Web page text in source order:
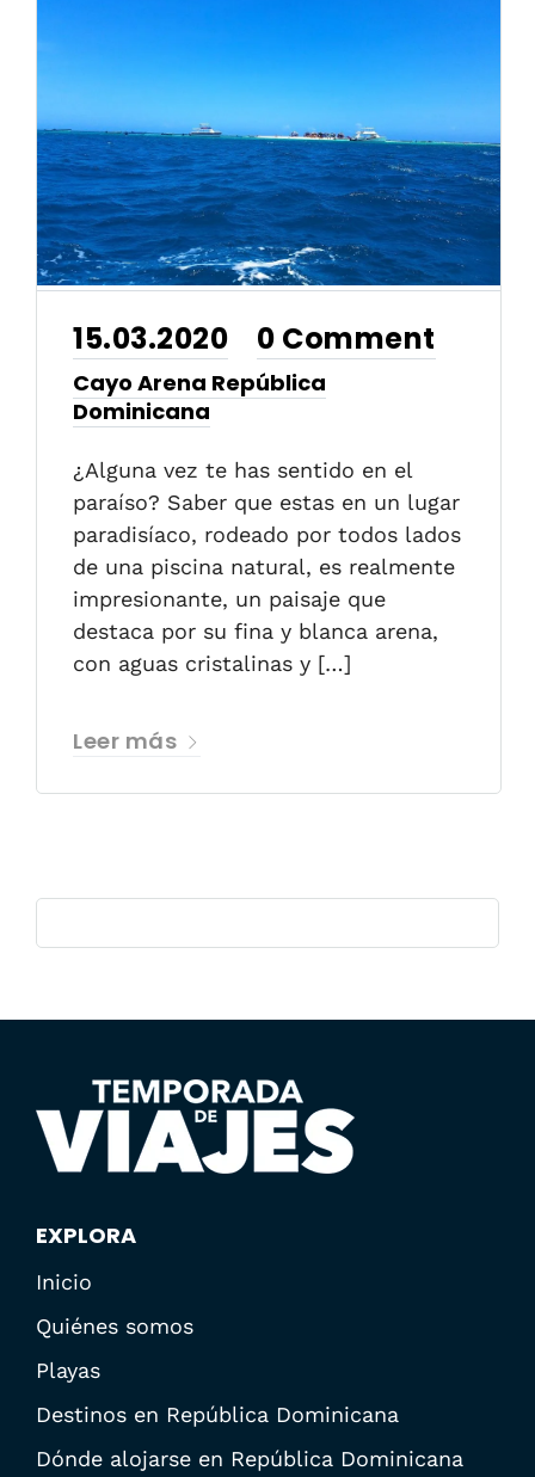
15.03.2020 0 Comment
Cayo Arena República
Dominicana
¿Alguna vez te has sentido en el
paraíso? Saber que estas en un lugar
paradisíaco, rodeado por todos lados
de una piscina natural, es realmente
impresionante, un paisaje que
destaca por su fina y blanca arena,
con aguas cristalinas y […]
Leer más
EXPLORA
Inicio
Quiénes somos
Playas
Destinos en República Dominicana
Dónde alojarse en República Dominicana